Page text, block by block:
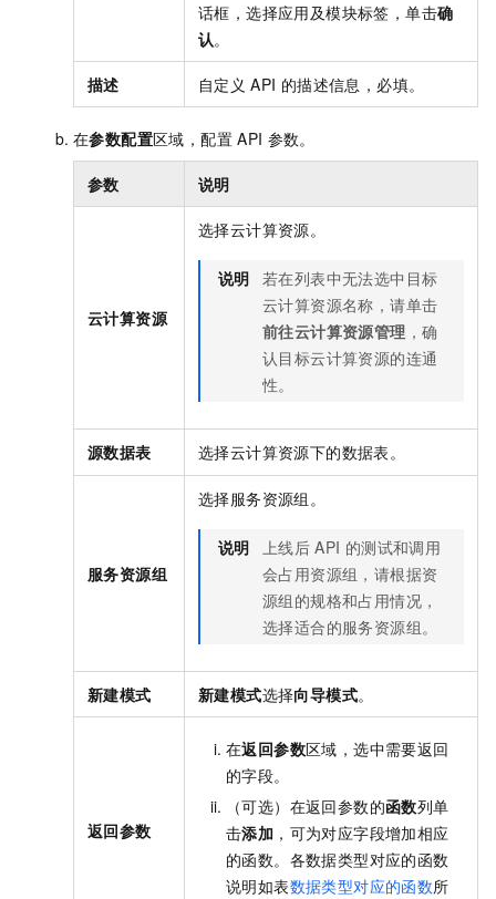
话框，选择应用及模块标签，单击确
认。
描述 自定义 API 的描述信息，必填。
在参数配置区域，配置 API 参数。
参数 说明
云计算资源
选择云计算资源。
说明 若在列表中无法选中目标
云计算资源名称，请单击
前往云计算资源管理 ，确
认目标云计算资源的连通
性。
源数据表 选择云计算资源下的数据表。
服务资源组
选择服务资源组。
说明 上线后 API 的测试和调用
会占用资源组，请根据资
源组的规格和占用情况，
选择适合的服务资源组。
新建模式 新建模式选择向导模式。
返回参数
在返回参数区域，选中需要返回
的字段。
（可选）在返回参数的函数列单
击添加 ，可为对应字段增加相应
的函数。各数据类型对应的函数
说明如表数据类型对应的函数所